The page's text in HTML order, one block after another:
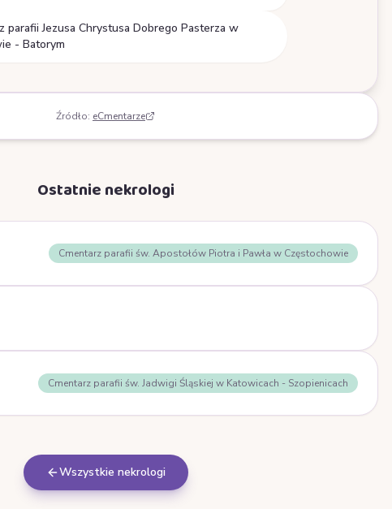
parafii Jezusa Chrystusa Dobrego Pasterza w
- Batorym
Źródło: eCmentarze
Ostatnie nekrologi
Cmentarz parafii św. Apostołów Piotra i Pawła w Częstochowie
Cmentarz parafii św. Jadwigi Śląskiej w Katowicach - Szopienicach
Wszystkie nekrologi